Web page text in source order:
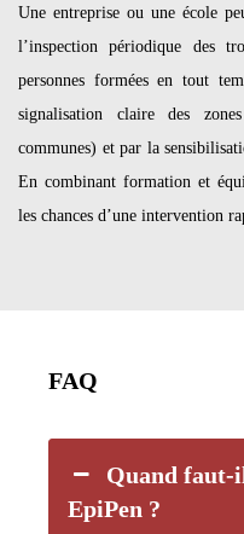
Une entreprise ou une école
l’inspection périodique des
personnes formées en tout
signalisation claire des
communes) et par la
En combinant formation et
les chances d’une intervention
FAQ
Quand
EpiPen ?